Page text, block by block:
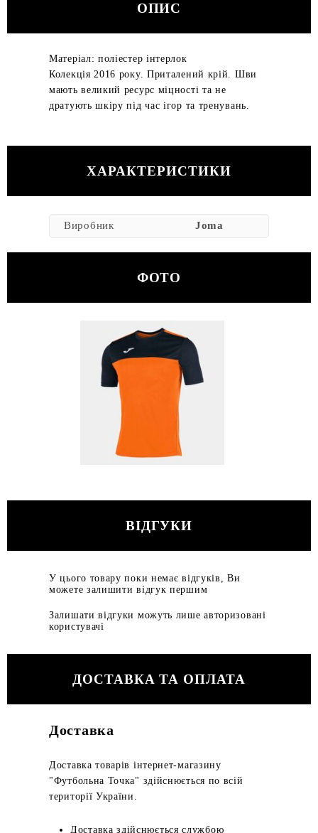
ОПИС
Матеріал: поліестер інтерлок
Колекція 2016 року. Приталений крій. Шви
мають великий ресурс міцності та не
дратують шкіру під час ігор та тренувань.
ХАРАКТЕРИСТИКИ
Виробник Joma
ФОТО
ВІДГУКИ
У цього товару поки немає відгуків, Ви
можете залишити відгук першим
Залишати відгуки можуть лише авторизовані
користувачі
ДОСТАВКА ТА ОПЛАТА
Доставка
Доставка товарів інтернет-магазину
"Футбольна Точка" здійснюється по всій
території України.
Доставка здійснюється службою